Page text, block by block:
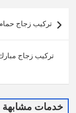
المقالات
تركيب زجاج حمام 94466844 تصميم وصيانة
خدمات مشابهة